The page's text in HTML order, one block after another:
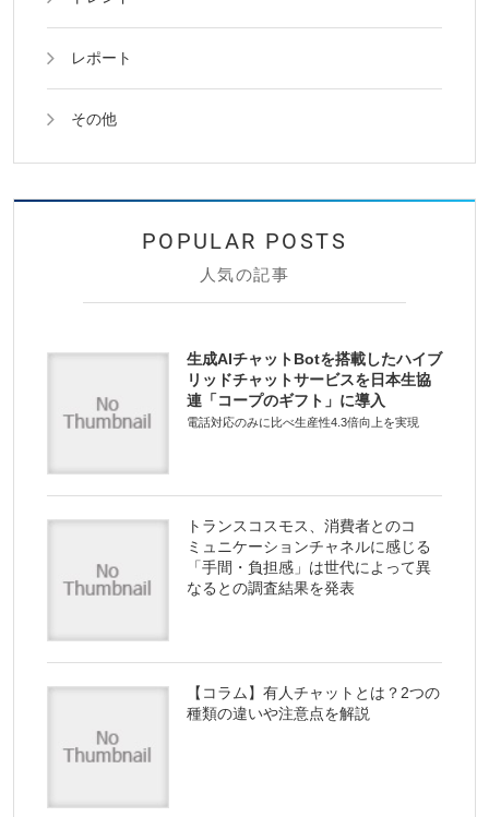
レポート
その他
人気の記事
生成AIチャットBotを搭載したハイブ
リッドチャットサービスを日本生協
連「コープのギフト」に導入
電話対応のみに比べ生産性4.3倍向上を実現
トランスコスモス、消費者とのコ
ミュニケーションチャネルに感じる
「手間・負担感」は世代によって異
なるとの調査結果を発表
【コラム】有人チャットとは？2つの
種類の違いや注意点を解説